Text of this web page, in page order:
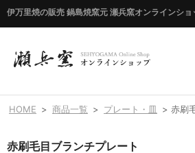
伊万里焼の販売 鍋島焼窯元 瀬兵窯オンラインショ
ホーム
HOME > 商品一覧 > プレート・皿 > 赤刷
赤刷毛目ブランチプレート